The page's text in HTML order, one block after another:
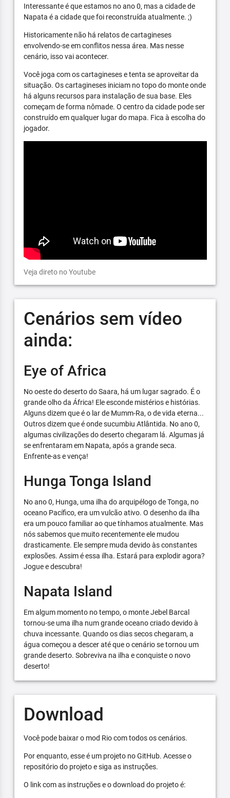
Interessante é que estamos no ano 0, mas a cidade de
Napata é a cidade que foi reconstruída atualmente. ;)
Historicamente não há relatos de cartagineses
envolvendo-se em conflitos nessa área. Mas nesse
cenário, isso vai acontecer.
Você joga com os cartagineses e tenta se aproveitar da
situação. Os cartagineses iniciam no topo do monte onde
há alguns recursos para instalação de sua base. Eles
começam de forma nômade. O centro da cidade pode ser
construído em qualquer lugar do mapa. Fica à escolha do
jogador.
Veja direto no Youtube
Cenários sem vídeo
ainda:
Eye of Africa
No oeste do deserto do Saara, há um lugar sagrado. É o
grande olho da África! Ele esconde mistérios e histórias.
Alguns dizem que é o lar de Mumm-Ra, o de vida eterna...
Outros dizem que é onde sucumbiu Atlântida. No ano 0,
algumas civilizações do deserto chegaram lá. Algumas já
se enfrentaram em Napata, após a grande seca.
Enfrente-as e vença!
Hunga Tonga Island
No ano 0, Hunga, uma ilha do arquipélogo de Tonga, no
oceano Pacífico, era um vulcão ativo. O desenho da ilha
era um pouco familiar ao que tínhamos atualmente. Mas
nós sabemos que muito recentemente ele mudou
drasticamente. Ele sempre muda devido às constantes
explosões. Assim é essa ilha. Estará para explodir agora?
Jogue e descubra!
Napata Island
Em algum momento no tempo, o monte Jebel Barcal
tornou-se uma ilha num grande oceano criado devido à
chuva incessante. Quando os dias secos chegaram, a
água começou a descer até que o cenário se tornou um
grande deserto. Sobreviva na ilha e conquiste o novo
deserto!
Download
Você pode baixar o mod Rio com todos os cenários.
Por enquanto, esse é um projeto no GitHub. Acesse o
repositório do projeto e siga as instruções.
O link com as instruções e o download do projeto é: